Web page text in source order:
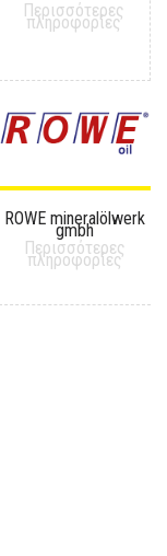
Περισσότερες
πληροφορίες
ROWE mineralölwerk
gmbh
Περισσότερες
πληροφορίες